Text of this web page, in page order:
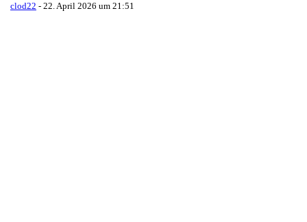
clod22 - 22. April 2026 um 21:51